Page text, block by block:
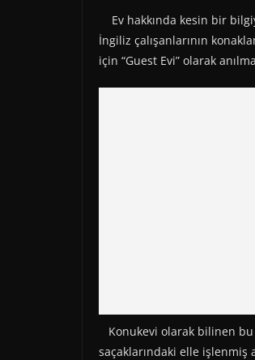
Ev hakkında kesin bir
İngiliz çalışanlarının
için “Guest Evi” olarak
Konukevi olarak bilinen bu
saçaklarındaki elle